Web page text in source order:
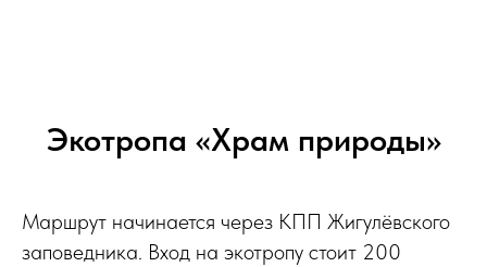
Экотропа «Храм природы»
Маршрут начинается через КПП Жигулёвского
заповедника. Вход на экотропу стоит 200